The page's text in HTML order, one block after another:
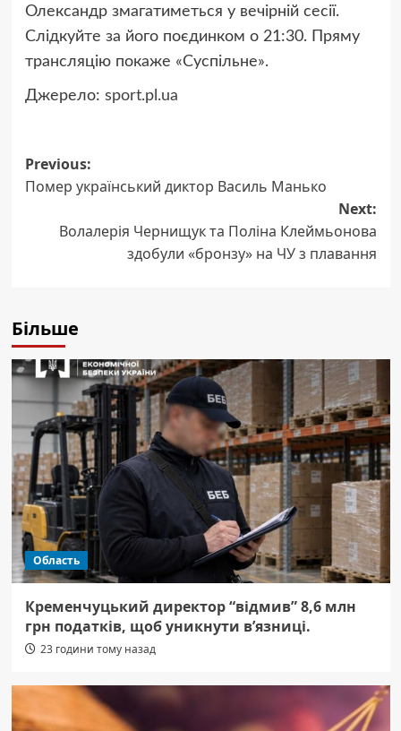
Олександр змагатиметься у вечірній сесії.
Слідкуйте за його поєдинком о 21:30. Пряму
трансляцію покаже «Суспільне».
Джерело: sport.pl.ua
Post
navigation
Previous:
Помер український диктор Василь Манько
Next:
Волалерія Чернищук та Поліна Клеймьонова
здобули «бронзу» на ЧУ з плавання
Більше
Область
Кременчуцький директор “відмив” 8,6 млн
грн податків, щоб уникнути в’язниці.
23 години тому назад